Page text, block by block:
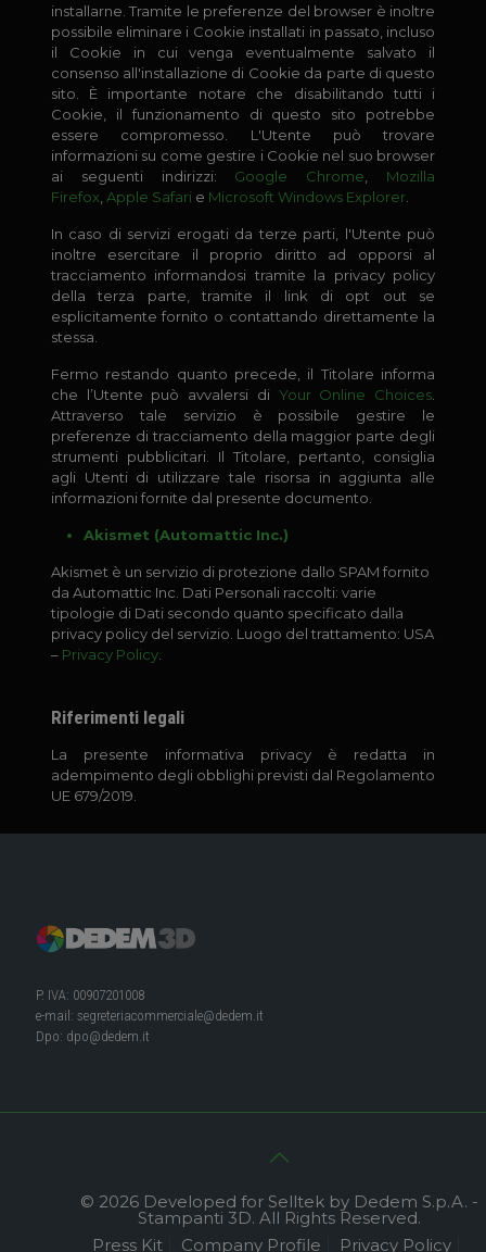
installarne. Tramite le preferenze del browser è inoltre
possibile eliminare i Cookie installati in passato, incluso
il Cookie in cui venga eventualmente salvato il
consenso all'installazione di Cookie da parte di questo
sito. È importante notare che disabilitando tutti i
Cookie, il funzionamento di questo sito potrebbe
essere compromesso. L'Utente può trovare
informazioni su come gestire i Cookie nel suo browser
ai seguenti indirizzi: Google Chrome
Mozilla
Firefox Apple Safari e Microsoft Windows Explorer.
In caso di servizi erogati da terze parti, l'Utente può
inoltre esercitare il proprio diritto ad opporsi al
tracciamento informandosi tramite la privacy policy
della terza parte, tramite il link di opt out se
esplicitamente fornito o contattando direttamente la
stessa.
Fermo restando quanto precede, il Titolare informa
che l’Utente può avvalersi di Your Online Choices
Attraverso tale servizio è possibile gestire le
preferenze di tracciamento della maggior parte degli
strumenti pubblicitari. Il Titolare, pertanto, consiglia
agli Utenti di utilizzare tale risorsa in aggiunta alle
informazioni fornite dal presente documento.
Akismet (Automattic Inc.)
Akismet è un servizio di protezione dallo SPAM fornito
da Automattic Inc. Dati Personali raccolti: varie
tipologie di Dati secondo quanto specificato dalla
privacy policy del servizio. Luogo del trattamento: USA
– Privacy Policy.
Riferimenti legali
La presente informativa privacy è redatta in
adempimento degli obblighi previsti dal Regolamento
UE 679/2019.
P. IVA: 00907201008
e-mail: segreteriacommerciale@dedem.it
Dpo: dpo@dedem.it
© 2026 Developed for Selltek by Dedem S.p.A. -
Stampanti 3D. All Rights Reserved.
Press Kit
Company Profile Privacy Policy